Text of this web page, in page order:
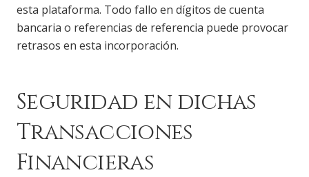
esta plataforma. Todo fallo en dígitos de cuenta
bancaria o referencias de referencia puede provocar
retrasos en esta incorporación.
Seguridad en dichas
Transacciones
Financieras